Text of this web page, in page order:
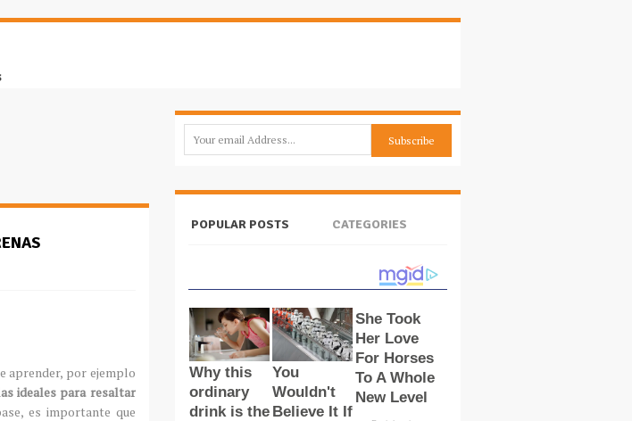
aprender, por ejemplo
ideales para resaltar
es importante que
POPULAR POSTS CATEGORIES